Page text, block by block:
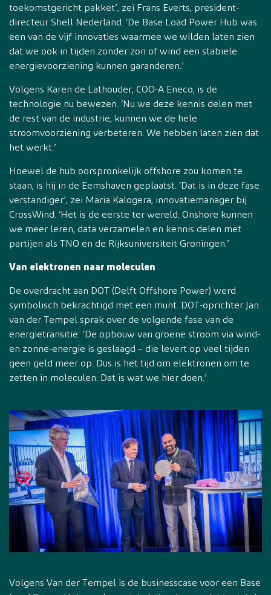
toekomstgericht pakket’, zei Frans Everts, president-
directeur Shell Nederland. ‘De Base Load Power Hub was
een van de vijf innovaties waarmee we wilden laten zien
dat we ook in tijden zonder zon of wind een stabiele
energievoorziening kunnen garanderen.’
Volgens Karen de Lathouder, COO-A Eneco, is de
technologie nu bewezen. ‘Nu we deze kennis delen met
de rest van de industrie, kunnen we de hele
stroomvoorziening verbeteren. We hebben laten zien dat
het werkt.’
Hoewel de hub oorspronkelijk offshore zou komen te
staan, is hij in de Eemshaven geplaatst. ‘Dat is in deze fase
verstandiger’, zei Maria Kalogera, innovatiemanager bij
CrossWind. ‘Het is de eerste ter wereld. Onshore kunnen
we meer leren, data verzamelen en kennis delen met
partijen als TNO en de Rijksuniversiteit Groningen.’
Van elektronen naar moleculen
De overdracht aan DOT (Delft Offshore Power) werd
symbolisch bekrachtigd met een munt. DOT-oprichter Jan
van der Tempel sprak over de volgende fase van de
energietransitie: ‘De opbouw van groene stroom via wind-
en zonne-energie is geslaagd – die levert op veel tijden
geen geld meer op. Dus is het tijd om elektronen om te
zetten in moleculen. Dat is wat we hier doen.’
Volgens Van der Tempel is de businesscase voor een Base